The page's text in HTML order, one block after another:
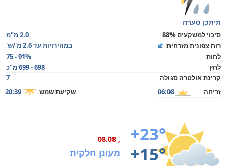
תיתכן סערה
סיכוי למשקעים 88%
2.0 מ"מ
רוח צפונית מזרחית
במהירויות עד 2.6 מ'/ש'
לחות
75 - 91%
לחץ
698 - 699 מ"כ
קרינת אולטרה סגולה
7
זריחה
06:08 שקיעת שמש 20:39
+23°
+15°
, 08.08
מעונן חלקית